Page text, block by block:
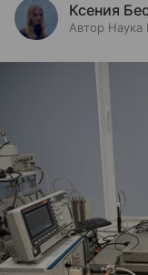
Ксения
Автор Наука